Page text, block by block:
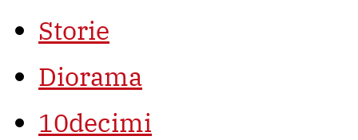
Storie
Diorama
10decimi